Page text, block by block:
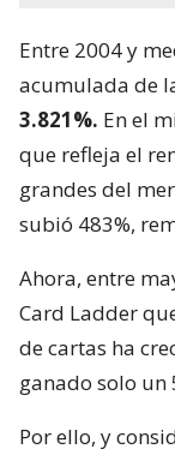
Entre 2004 y
acumulada de
3.821%. En el
que refleja el
grandes del
subió 483%,
Ahora, entre
Card Ladder
de cartas ha
ganado solo un
Por ello, y